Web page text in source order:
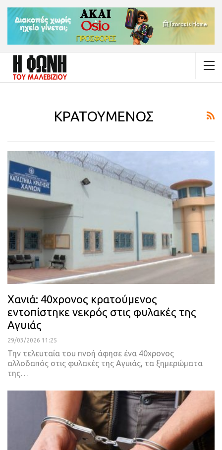
ΚΡΑΤΟΥΜΕΝΟΣ
Χανιά: 40χρονος κρατούμενος
εντοπίστηκε νεκρός στις φυλακές της
Αγυιάς
29/03/2026 11:25
Την τελευταία του πνοή άφησε ένα 40χρονος
αλλοδαπός στις φυλακές της Αγυιάς, τα ξημερώματα
της…